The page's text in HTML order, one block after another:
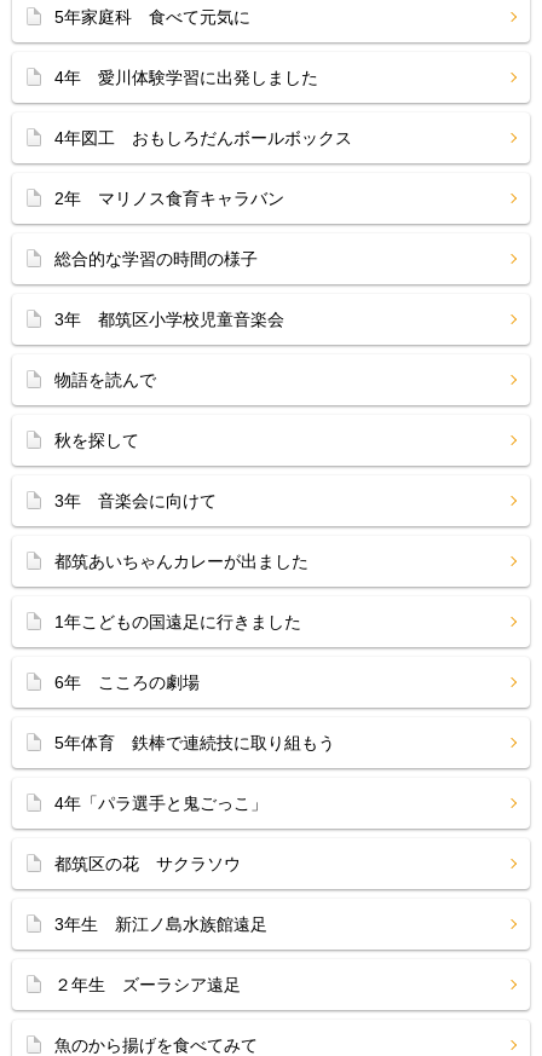
5年家庭科 食べて元気に
4年 愛川体験学習に出発しました
4年図工 おもしろだんボールボックス
2年 マリノス食育キャラバン
総合的な学習の時間の様子
3年 都筑区小学校児童音楽会
物語を読んで
秋を探して
3年 音楽会に向けて
都筑あいちゃんカレーが出ました
1年こどもの国遠足に行きました
6年 こころの劇場
5年体育 鉄棒で連続技に取り組もう
4年「パラ選手と鬼ごっこ」
都筑区の花 サクラソウ
3年生 新江ノ島水族館遠足
２年生 ズーラシア遠足
魚のから揚げを食べてみて